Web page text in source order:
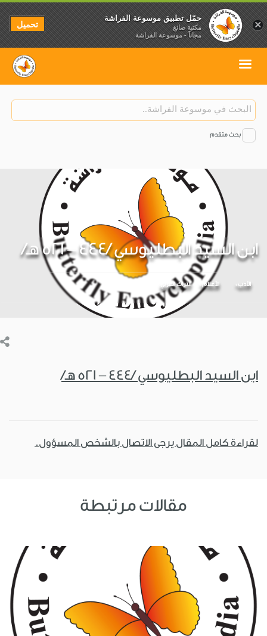
بحث متقدم
ابن السيد البطليوسي /444 – 521 هـ/
الأدب الأعلام التراث العربي
ابن السيد البطليوسي /444 – 521 هـ/
لقراءة كامل المقال يرجى الاتصال بالشخص المسؤول.
مقالات مرتبطة
×
حمّل تطبيق موسوعة الفراشة
مكتبة صائغ
مجاناً - موسوعة الفراشة
تحميل